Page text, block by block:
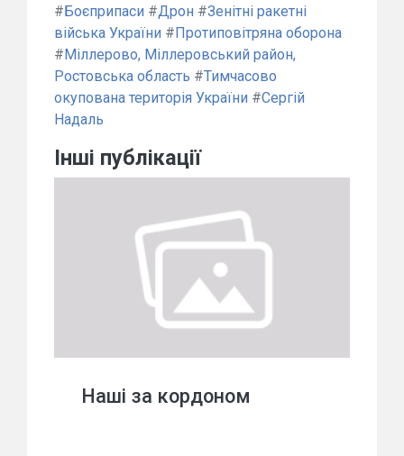
# Боєприпаси #Дрон #Зенітні ракетні
війська України # Протиповітряна оборона
# Міллерово, Міллеровський район,
Ростовська область #Тимчасово
окупована територія України #Сергій
Надаль
Інші публікації
Наші за кордоном